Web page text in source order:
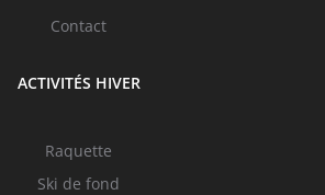
Contact
ACTIVITÉS HIVER
Raquette
Ski de fond